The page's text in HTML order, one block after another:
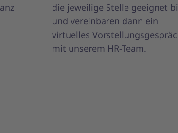
die jeweilige Stelle geeignet
und vereinbaren dann ein
virtuelles
mit unserem HR-Team.